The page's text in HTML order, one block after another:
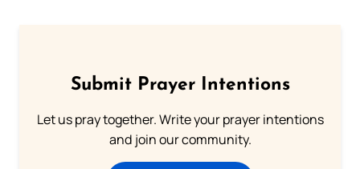
Submit Prayer Intentions
Let us pray together. Write your prayer intentions
and join our community.